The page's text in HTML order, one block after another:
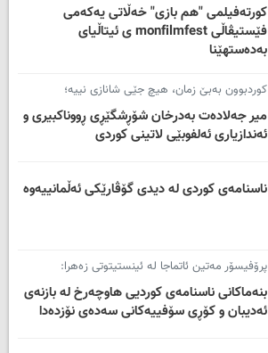
کورتەفیلمی "هم بازی" خەڵاتی یەکەمی
فێستیڤاڵی monfilmfest ی ئیتاڵیای
بەدەستهێنا
کوردبوون بەبێ زمان، هیچ جێی شانازی نییە؛
میر جەلادەت بەدرخان شۆڕشگێڕی ڕووناکبیری و
ئەندازیاری ئەلفوبێی لاتینی کوردی
ناسنامەی کوردی لە دیدی گۆڤارێکی ئەڵمانییەوە
پرۆفیسۆر مەتین ئاتماجا لە ئینستیتوتی زەهرا:
بنەماکانی ناسنامەی کوردیی هاوچەرخ لە بازنەی
ئەدیبان و کۆڕی سۆفییەکانی سەدەی نۆزدەدا